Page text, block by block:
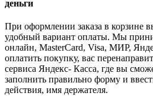
деньги
При оформлении заказа в корзине
удобный вариант оплаты. Мы
онлайн, MasterCard, Visa, МИР,
оплатить покупку, вас
сервиса Яндекс- Касса, где вы
заполнить правильно форму и
действия, имя держателя.